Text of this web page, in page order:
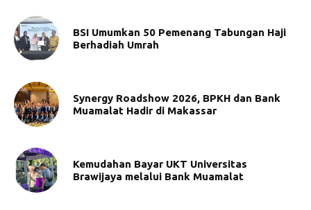
BSI Umumkan 50 Pemenang Tabungan Haji
Berhadiah Umrah
Synergy Roadshow 2026, BPKH dan Bank
Muamalat Hadir di Makassar
Kemudahan Bayar UKT Universitas
Brawijaya melalui Bank Muamalat